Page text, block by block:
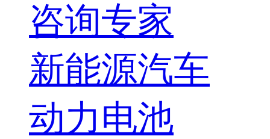
咨询专家
新能源汽车
动力电池